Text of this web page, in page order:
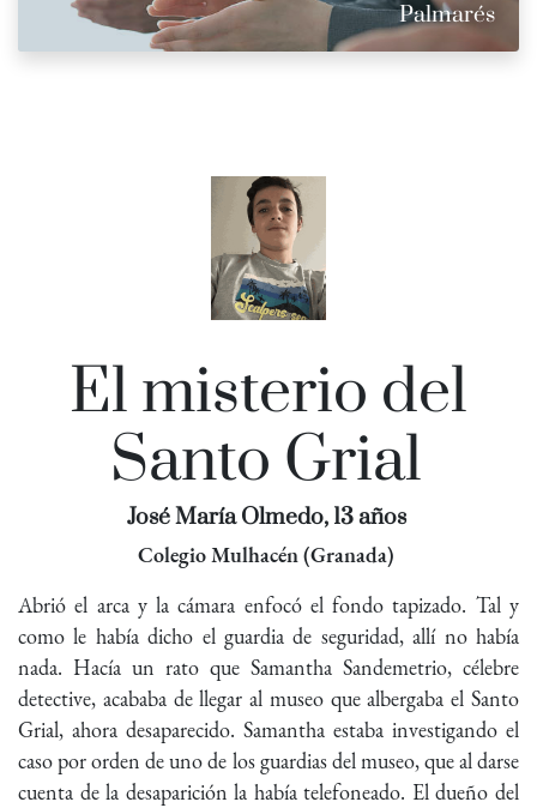
Palmarés
El misterio del
Santo Grial
José María Olmedo, 13 años
Colegio Mulhacén (Granada)
Abrió el arca y la cámara enfocó el fondo tapizado. Tal y
como le había dicho el guardia de seguridad, allí no había
nada. Hacía un rato que Samantha Sandemetrio, célebre
detective, acababa de llegar al museo que albergaba el Santo
Grial, ahora desaparecido. Samantha estaba investigando el
caso por orden de uno de los guardias del museo, que al darse
cuenta de la desaparición la había telefoneado. El dueño del